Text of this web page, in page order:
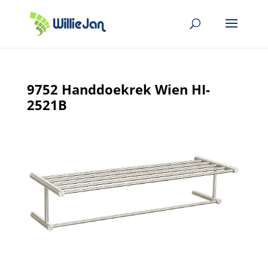
9752 Handdoekrek Wien HI-
2521B